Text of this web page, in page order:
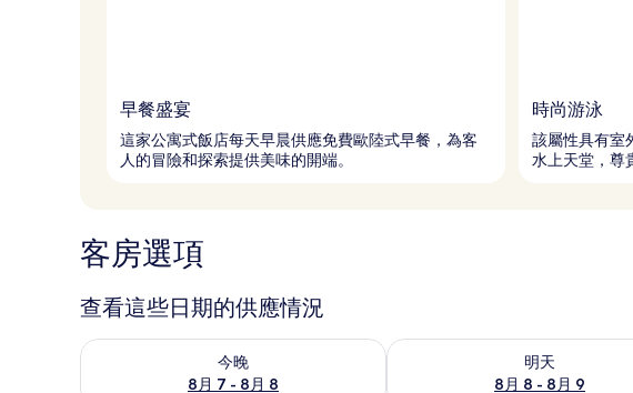
早餐盛宴
這家公寓式飯店每天早晨供應免費歐陸式早餐，為客
人的冒險和探索提供美味的開端。
時尚游泳
該屬性具有室
水上天堂，尊
客房選項
查看這些日期的供應情況
今晚
8月 7 - 8月 8
查看今晚 (8月 7 - 8月 8) 的供應情況
明天
8月 8 - 8月 9
查看明天 (8月 8 - 8月 9) 的供應